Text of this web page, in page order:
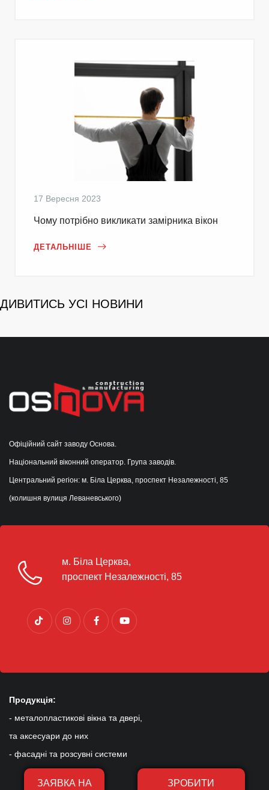
17 Вересня 2023
Чому потрібно викликати замірника вікон
ДЕТАЛЬНІШЕ
ДИВИТИСЬ УСІ НОВИНИ
Офіційний сайт заводу Основа.
Національний віконний оператор. Група заводів.
Центральний регіон: м. Біла Церква, проспект Незалежності, 85
(колишня вулиця Леваневського)
м. Біла Церква,
проспект Незалежності, 85
Продукція:
- металопластикові вікна та двері,
та аксесуари до них
- фасадні та розсувні системи
ЗАЯВКА НА ЗРОБИТИ